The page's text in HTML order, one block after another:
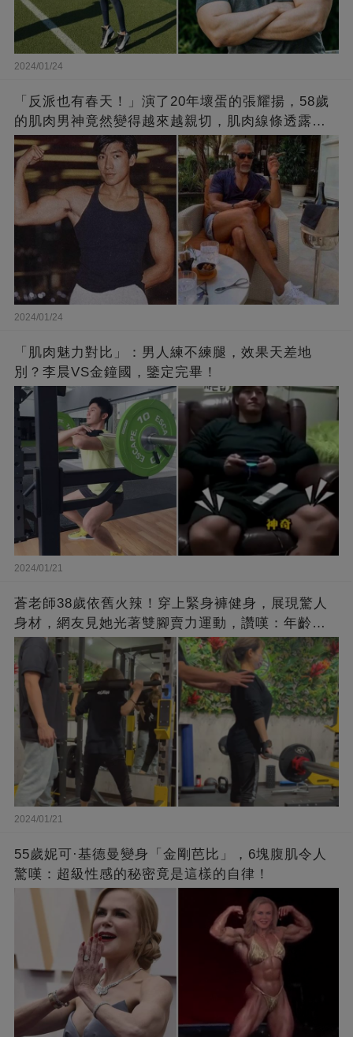
2024/01/24
「反派也有春天！」演了20年壞蛋的張耀揚，58歲
的肌肉男神竟然變得越來越親切，肌肉線條透露了
他的秘密！
2024/01/24
「肌肉魅力對比」：男人練不練腿，效果天差地
別？李晨VS金鐘國，鑒定完畢！
2024/01/21
蒼老師38歲依舊火辣！穿上緊身褲健身，展現驚人
身材，網友見她光著雙腳賣力運動，讚嘆：年齡不
過是個數字！
2024/01/21
55歲妮可·基德曼變身「金剛芭比」，6塊腹肌令人
驚嘆：超級性感的秘密竟是這樣的自律！